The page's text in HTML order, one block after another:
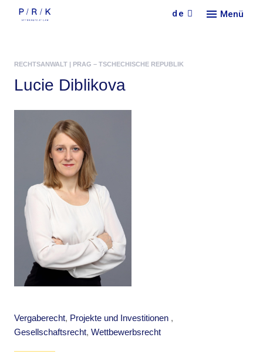
Menü
de
RECHTSANWALT | PRAG – TSCHECHISCHE REPUBLIK
Lucie Diblikova
Vergaberecht, Projekte und Investitionen ,
Gesellschaftsrecht, Wettbewerbsrecht